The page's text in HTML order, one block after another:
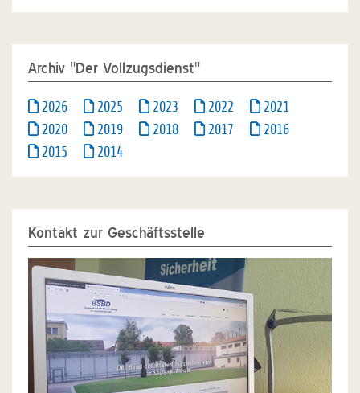
Archiv "Der Vollzugsdienst"
2026 2025 2023 2022
2021
2020
2019 2018 2017
2016
2015
2014
Kontakt zur Geschäftsstelle